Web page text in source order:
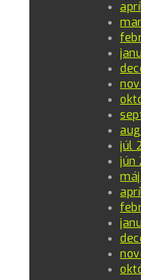
júl
jún